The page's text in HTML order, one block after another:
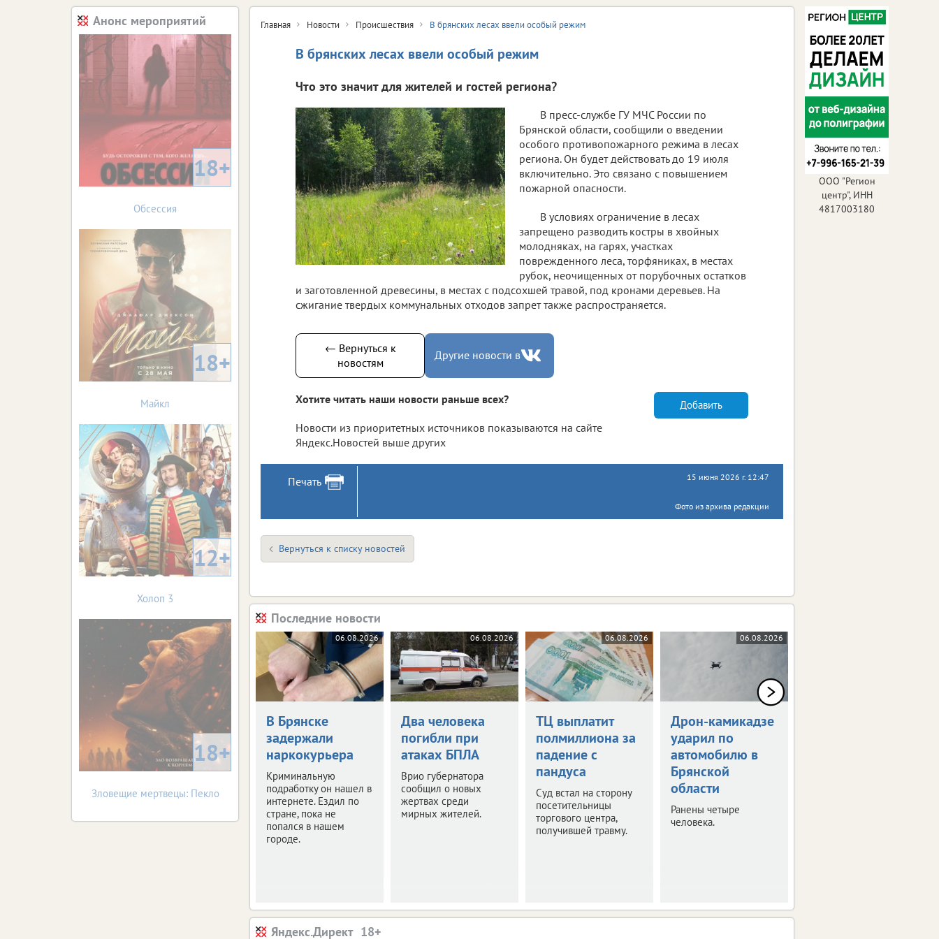
Главная Новости Происшествия В брянских лесах ввели особый режим
В брянских лесах ввели особый режим
Что это значит для жителей и гостей региона?
В пресс-службе ГУ МЧС России по
Брянской области, сообщили о введении
особого противопожарного режима в лесах
региона. Он будет действовать до 19 июля
включительно. Это связано с повышением
пожарной опасности.
В условиях ограничение в лесах
запрещено разводить костры в хвойных
молодняках, на гарях, участках
поврежденного леса, торфяниках, в местах
рубок, неочищенных от порубочных остатков
и заготовленной древесины, в местах с подсохшей травой, под кронами деревьев. На
сжигание твердых коммунальных отходов запрет также распространяется.
← Вернуться к
новостям
Другие новости в
Хотите читать наши новости раньше всех?
Новости из приоритетных источников показываются на сайте
Яндекс.Новостей выше других
Добавить
Печать 15 июня 2026 г. 12:47
Фото из архива редакции
Вернуться к списку новостей
Последние новости
06.08.2026
В Брянске
задержали
наркокурьера
Криминальную
подработку он нашел в
интернете. Ездил по
стране, пока не
попался в нашем
городе.
06.08.2026
Два человека
погибли при
атаках БПЛА
Врио губернатора
сообщил о новых
жертвах среди
мирных жителей.
06.08.2026
ТЦ выплатит
полмиллиона за
падение с
пандуса
Суд встал на сторону
посетительницы
торгового центра,
получившей травму.
06.08.2026
Дрон-камикадзе
ударил по
автомобилю в
Брянской
области
Ранены четыре
человека.
Яндекс.Директ
Анонс мероприятий
18+
Обсессия
18+
Майкл
12+
Холоп 3
18+
Зловещие мертвецы: Пекло
ООО "Регион
центр", ИНН
4817003180